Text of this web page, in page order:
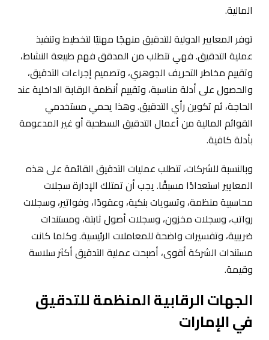
المالية.
توفر المعايير الدولية للتدقيق منهجًا مهنيًا لتخطيط وتنفيذ
عملية التدقيق. فهي تتطلب من المدقق فهم طبيعة النشاط،
وتقييم مخاطر التحريف الجوهري، وتصميم إجراءات التدقيق،
والحصول على أدلة مناسبة، وتقييم أنظمة الرقابة الداخلية عند
الحاجة، ثم تكوين رأي التدقيق. وهذا يحمي مستخدمي
القوائم المالية من أعمال التدقيق السطحية أو غير المدعومة
بأدلة كافية.
وبالنسبة للشركات، تتطلب عمليات التدقيق القائمة على هذه
المعايير استعدادًا مسبقًا. يجب أن تمتلك الإدارة سجلات
محاسبية منظمة، وتسويات بنكية، وعقودًا، وفواتير، وسجلات
رواتب، وسجلات مخزون، وسجلات أصول ثابتة، ومستندات
ضريبية، وتفسيرات واضحة للمعاملات الرئيسية. وكلما كانت
مستندات الشركة أقوى، أصبحت عملية التدقيق أكثر سلاسة
وقيمة.
الجهات الرقابية المنظمة للتدقيق
في الإمارات